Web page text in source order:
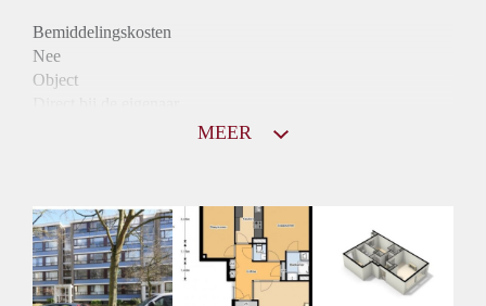
Bemiddelingskosten
Nee
Object
Huurtoeslag
Niet mogelijk
Inkomen eis
3,1 X Maandhuur Bruto
MEER